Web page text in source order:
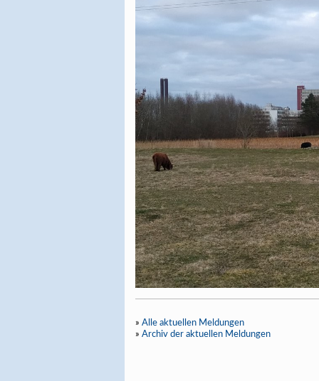
» Alle aktuellen Meldungen
» Archiv der aktuellen Meldungen